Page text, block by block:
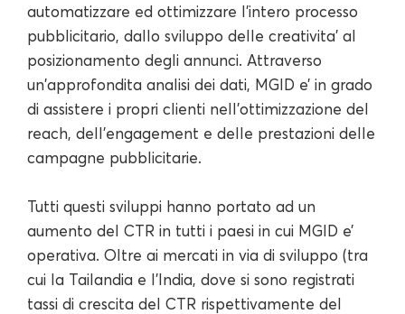
automatizzare ed ottimizzare l'intero processo
pubblicitario, dallo sviluppo delle creativita’ al
posizionamento degli annunci. Attraverso
un'approfondita analisi dei dati, MGID e’ in grado
di assistere i propri clienti nell’ottimizzazione del
reach, dell'engagement e delle prestazioni delle
campagne pubblicitarie.
Tutti questi sviluppi hanno portato ad un
aumento del CTR in tutti i paesi in cui MGID e’
operativa. Oltre ai mercati in via di sviluppo (tra
cui la Tailandia e l'India, dove si sono registrati
tassi di crescita del CTR rispettivamente del